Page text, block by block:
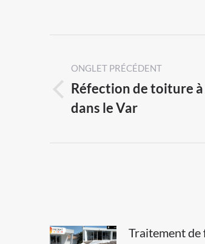
navigation
ONGLET PRÉCÉDENT
Previous
post:
Réfection de toiture
dans le Var
Traitement de